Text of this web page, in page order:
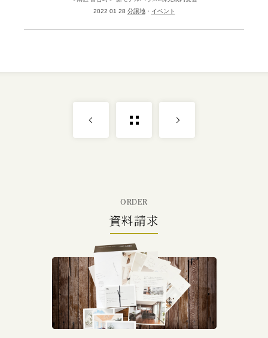
2022 01 28 分譲地 イベント
ORDER
資料請求